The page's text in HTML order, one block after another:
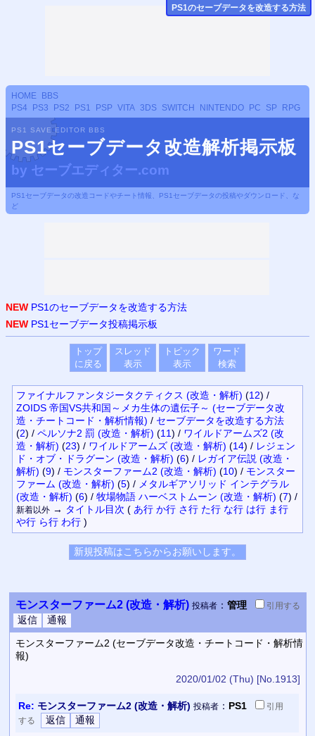
HOME
BBS
PS4
PS3 PS2 PS1 PSP VITA 3DS SWITCH NINTENDO PC SP RPG
PS1 SAVE EDITOR BBS
PS1セーブデータ改造解析掲示板
by セーブエディター.com
PS1セーブデータの改造コードやチート情報、PS1セーブデータの投稿やダウンロード、な
ど
NEW PS1のセーブデータを改造する方法
NEW PS1セーブデータ投稿掲示板
トップ
に戻る
スレッド
表示
トピック
表示
ワード
検索
ファイナルファンタジータクティクス (改造・解析) (12) /
ZOIDS 帝国VS共和国～メカ生体の遺伝子～ (セーブデータ改
造・チートコード・解析情報) / セーブデータを改造する方法
(2) / ペルソナ2 罰 (改造・解析) (11) / ワイルドアームズ2 (改
造・解析) (23) / ワイルドアームズ (改造・解析) (14) / レジェン
ド・オブ・ドラグーン (改造・解析) (6) / レガイア伝説 (改造・
解析) (9) / モンスターファーム2 (改造・解析) (10) / モンスター
ファーム (改造・解析) (5) / メタルギアソリッド インテグラル
(改造・解析) (6) / 牧場物語 ハーベストムーン (改造・解析) (7) /
新着以外 → タイトル目次 ( あ行 か行 さ行 た行 な行 は行 ま行
や行 ら行 わ行 )
モンスターファーム2 (改造・解析) 投稿者： 管理 引用する
モンスターファーム2 (セーブデータ改造・チートコード・解析情
報)
2020/01/02 (Thu) [No.1913]
Re: モンスターファーム2 (改造・解析) 投稿者： PS1
引用
する
PS1のセーブデータを改造する方法